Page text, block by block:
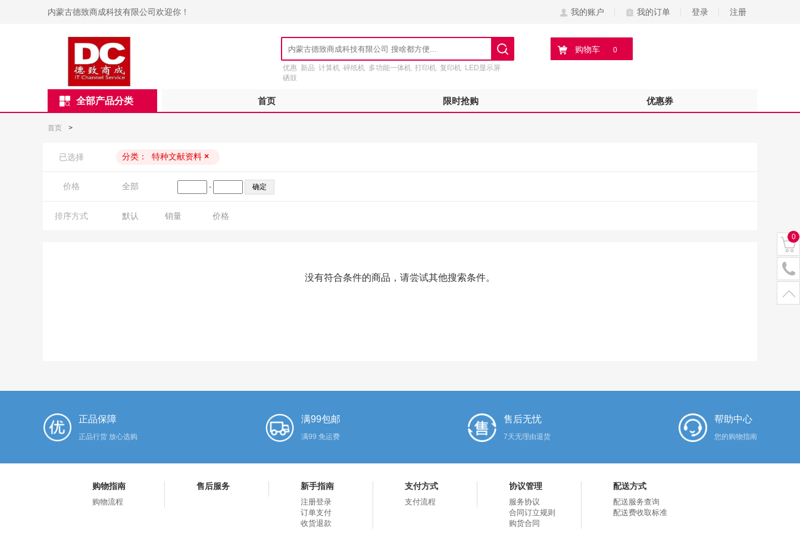
内蒙古德致商成科技有限公司欢迎你！ 我的账户 我的订单 登录 注册
购物车 0
优惠 新品 计算机 碎纸机 多功能一体机 打印机 复印机 LED显示屏
硒鼓
全部产品分类 首页 限时抢购 优惠券
首页 >
已选择 分类： 特种文献资料 ×
价格 全部 -
排序方式 默认 销量 价格
没有符合条件的商品，请尝试其他搜索条件。
正品保障
正品行货 放心选购
满99包邮
满99 免运费
售后无忧
7天无理由退货
帮助中心
您的购物指南
购物指南
购物流程
售后服务 新手指南
注册登录
订单支付
收货退款
支付方式
支付流程
协议管理
服务协议
合同订立规则
购货合同
配送方式
配送服务查询
配送费收取标准
0